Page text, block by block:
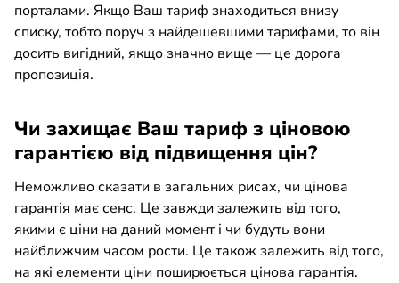
порталами. Якщо Ваш тариф знаходиться внизу
списку, тобто поруч з найдешевшими тарифами, то він
досить вигідний, якщо значно вище — це дорога
пропозиція.
Чи захищає Ваш тариф з ціновою
гарантією від підвищення цін?
Неможливо сказати в загальних рисах, чи цінова
гарантія має сенс. Це завжди залежить від того,
якими є ціни на даний момент і чи будуть вони
найближчим часом рости. Це також залежить від того,
на які елементи ціни поширюється цінова гарантія.